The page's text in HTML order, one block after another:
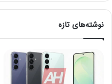
نوشته‌های تازه